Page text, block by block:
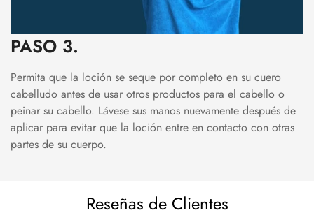
PASO 3.
Permita que la loción se seque por completo en su cuero
cabelludo antes de usar otros productos para el cabello o
peinar su cabello. Lávese sus manos nuevamente después de
aplicar para evitar que la loción entre en contacto con otras
partes de su cuerpo.
Reseñas de Clientes